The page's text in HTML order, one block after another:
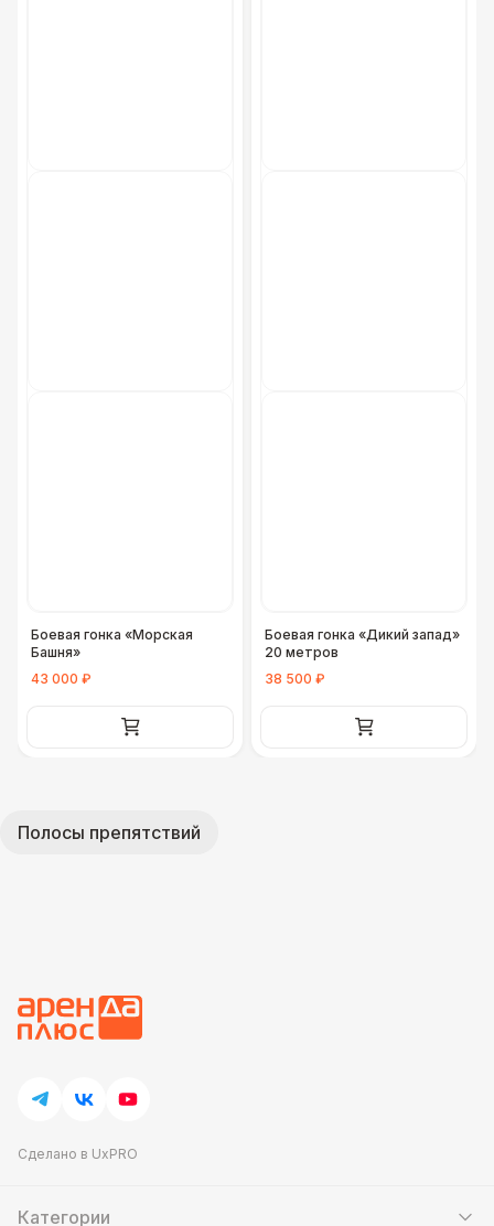
Боевая гонка «Морская
Башня»
43 000 ₽
Боевая гонка «Дикий запад»
20 метров
38 500 ₽
Полосы препятствий
Сделано в UxPRO
Категории